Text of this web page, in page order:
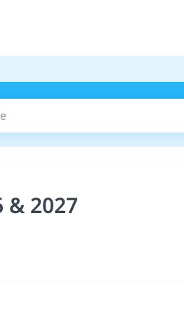
2027